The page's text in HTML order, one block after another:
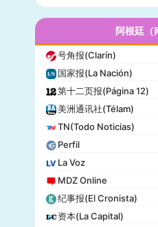
迈阿密先驱报(Miami
阿根廷（
号角报(Clarín)
国家报(La Nación)
第十二页报(Página 12)
美洲通讯社(Télam)
TN(Todo Noticias)
Perfil
La Voz
MDZ Online
纪事报(El Cronista)
资本(La Capital)